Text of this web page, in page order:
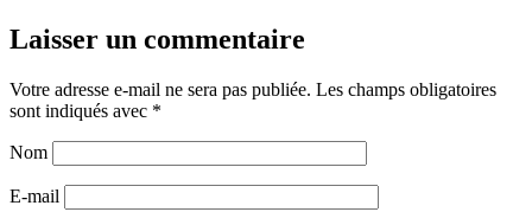
Laisser un commentaire
Votre adresse e-mail ne sera pas publiée. Les champs obligatoires
sont indiqués avec *
Nom
E-mail